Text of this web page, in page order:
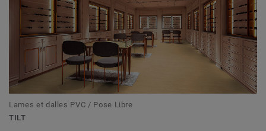
Lames et dalles PVC / Pose Libre
TILT